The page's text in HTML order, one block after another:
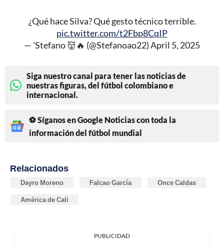
¿Qué hace Silva? Qué gesto técnico terrible.
pic.twitter.com/t2Fbp8CqIP
— 'Stefano 👹🔥 (@Stefanoao22)April 5, 2025
Siga nuestro canal para tener las noticias de
nuestras figuras, del fútbol colombiano e
internacional.
⚽ Síganos en Google Noticias con toda la
información del fútbol mundial
Relacionados
Dayro Moreno Falcao García Once Caldas
América de Cali
PUBLICIDAD